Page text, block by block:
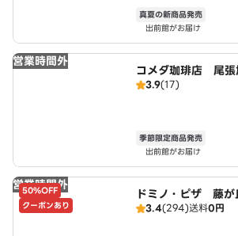
真夏の新商品発売
出前館がお届け
営業時間外
コメダ珈琲店 尾張
3.9(17)
季節限定商品発売
出前館がお届け
営業時間外
50%OFF
クーポンあり
ドミノ・ピザ 藤
no's
3.4(294)送料0円